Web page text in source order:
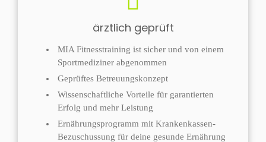
ärztlich geprüft
MIA Fitnesstraining ist sicher und von einem
Sportmediziner abgenommen
Geprüftes Betreuungskonzept
Wissenschaftliche Vorteile für garantierten
Erfolg und mehr Leistung
Ernährungsprogramm mit Krankenkassen-
Bezuschussung für deine gesunde Ernährung